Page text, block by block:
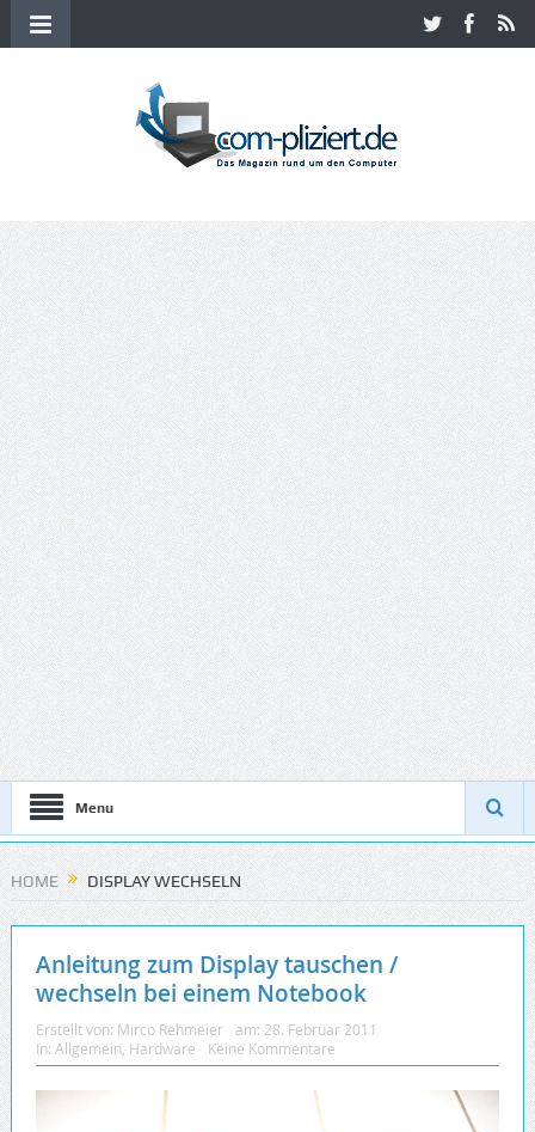
Menu
HOME DISPLAY WECHSELN
Anleitung zum Display tauschen /
wechseln bei einem Notebook
Erstellt von: Mirco Rehmeier am: 28. Februar 2011
In: Allgemein Hardware Keine Kommentare